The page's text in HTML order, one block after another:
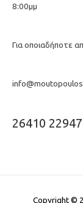
8:00μμ
Για οποιαδήποτε
26410
Copyright ©